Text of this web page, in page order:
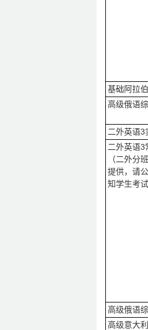
基础阿拉
高级俄语
二外英语3
二外英语3
（二外分
提供，请
知学生考
高级俄语
高级意大